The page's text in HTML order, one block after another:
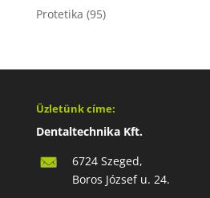
Protetika (95)
Üzletünk címe:
Dentaltechnika Kft.
6724 Szeged,
Boros József u. 24.